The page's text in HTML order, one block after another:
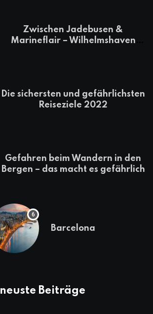
Zwischen Jadebusen &
Marineflair – Wilhelmshaven
Die sichersten und gefährlichsten
Reiseziele 2022
Gefahren beim Wandern in den
Bergen – das macht es gefährlich
Barcelona
neuste Beiträge